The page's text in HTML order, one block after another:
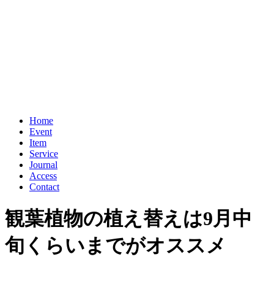
Home
Event
Item
Service
Journal
Access
Contact
観葉植物の植え替えは9月中
旬くらいまでがオススメ